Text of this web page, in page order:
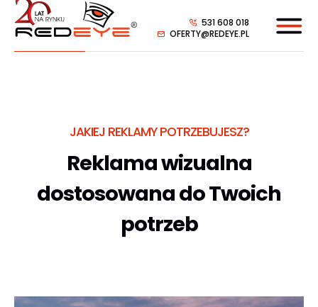
531 608 018
OFERTY@REDEYE.PL
JAKIEJ REKLAMY POTRZEBUJESZ?
Reklama wizualna
dostosowana do Twoich
potrzeb